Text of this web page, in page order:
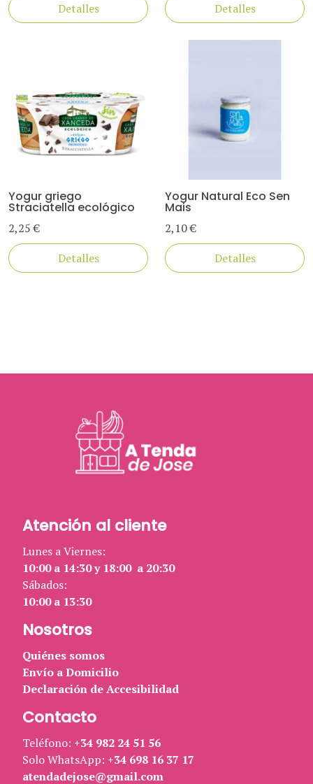
Detalles
Detalles
Yogur griego
Straciatella ecológico
2,25 €
Detalles
Yogur Natural Eco Sen
Mais
2,10 €
Detalles
Atención al cliente
Lunes a Viernes:
10:00 a 14:30 y 18:00 a 20:30
Sábados:
10:00 a 13:30
Nosotros
Quiénes somos
Envío a Domicilio
Declaración de Accesibilidad
Contacto
Teléfono: +34 982 24 51 56
Solo WhatsApp: +34 698 16 37 17
atendadejose@gmail.com